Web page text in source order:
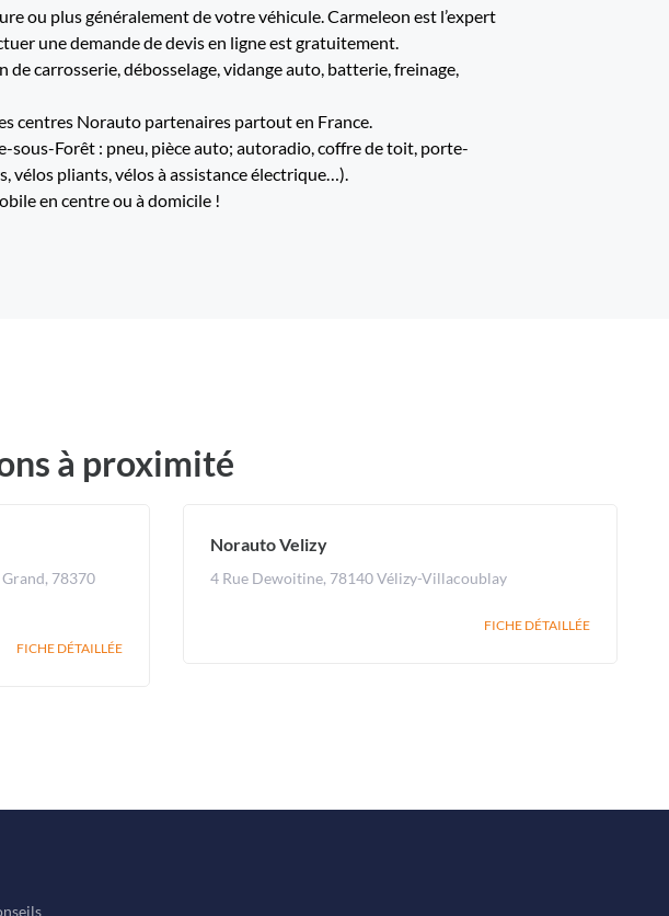
ou plus généralement de votre véhicule. Carmeleon est l’expert
une demande de devis en ligne est gratuitement.
carrosserie, débosselage, vidange auto, batterie, freinage,
centres Norauto partenaires partout en France.
sous-Forêt : pneu, pièce auto; autoradio, coffre de toit, porte-
vélos pliants, vélos à assistance électrique…).
en centre ou à domicile !
à proximité
78370
FICHE DÉTAILLÉE
Norauto Velizy
4 Rue Dewoitine, 78140 Vélizy-Villacoublay
FICHE DÉTAILLÉE